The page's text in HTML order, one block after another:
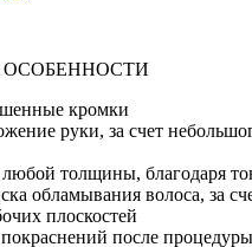
кромки
руки, за счет
любой толщины, благодаря
обламывания волоса, за
плоскостей
после